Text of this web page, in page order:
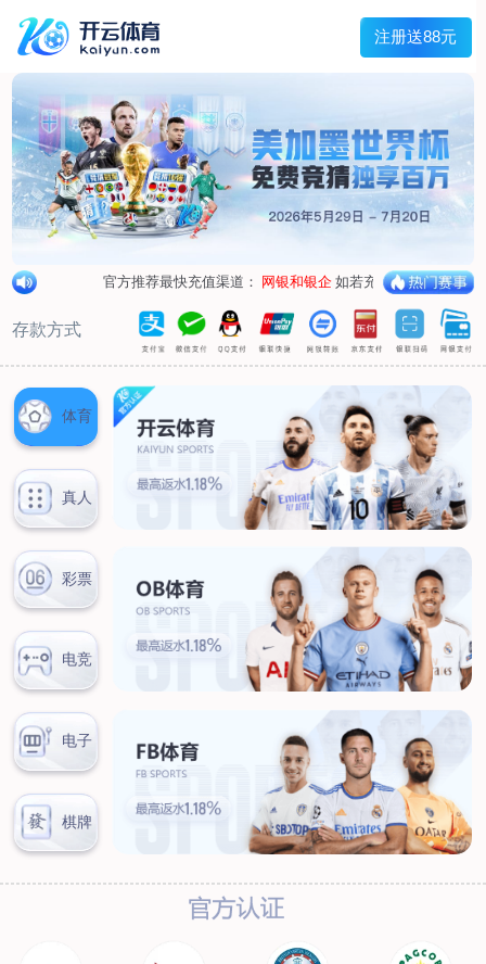
Menu
网站首页
关于我们
产品中心
荣誉资质
厂区设备
人才招聘
新闻中心
销售网点